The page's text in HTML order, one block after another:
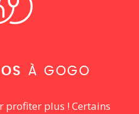
À GOGO
profiter plus ! Certains